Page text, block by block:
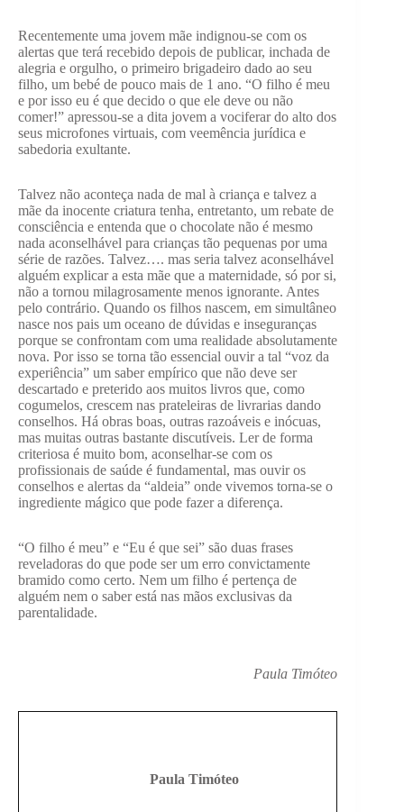
Recentemente uma jovem mãe indignou-se com os
alertas que terá recebido depois de publicar, inchada de
alegria e orgulho, o primeiro brigadeiro dado ao seu
filho, um bebé de pouco mais de 1 ano. “O filho é meu
e por isso eu é que decido o que ele deve ou não
comer!” apressou-se a dita jovem a vociferar do alto dos
seus microfones virtuais, com veemência jurídica e
sabedoria exultante.
Talvez não aconteça nada de mal à criança e talvez a
mãe da inocente criatura tenha, entretanto, um rebate de
consciência e entenda que o chocolate não é mesmo
nada aconselhável para crianças tão pequenas por uma
série de razões. Talvez…. mas seria talvez aconselhável
alguém explicar a esta mãe que a maternidade, só por si,
não a tornou milagrosamente menos ignorante. Antes
pelo contrário. Quando os filhos nascem, em simultâneo
nasce nos pais um oceano de dúvidas e inseguranças
porque se confrontam com uma realidade absolutamente
nova. Por isso se torna tão essencial ouvir a tal “voz da
experiência” um saber empírico que não deve ser
descartado e preterido aos muitos livros que, como
cogumelos, crescem nas prateleiras de livrarias dando
conselhos. Há obras boas, outras razoáveis e inócuas,
mas muitas outras bastante discutíveis. Ler de forma
criteriosa é muito bom, aconselhar-se com os
profissionais de saúde é fundamental, mas ouvir os
conselhos e alertas da “aldeia” onde vivemos torna-se o
ingrediente mágico que pode fazer a diferença.
“O filho é meu” e “Eu é que sei” são duas frases
reveladoras do que pode ser um erro convictamente
bramido como certo. Nem um filho é pertença de
alguém nem o saber está nas mãos exclusivas da
parentalidade.
Paula Timóteo
Paula Timóteo